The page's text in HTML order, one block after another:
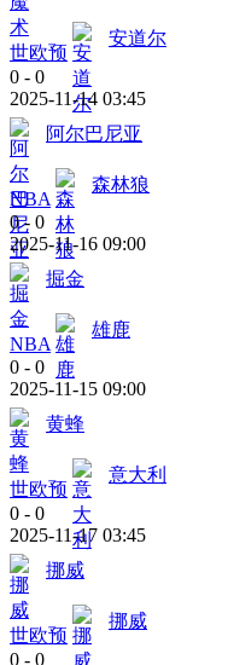
世欧预
安道尔
0 - 0
2025-11-14 03:45
阿尔巴尼亚
NBA
森林狼
0 - 0
2025-11-16 09:00
掘金
NBA
雄鹿
0 - 0
2025-11-15 09:00
黄蜂
世欧预
意大利
0 - 0
2025-11-17 03:45
挪威
世欧预
挪威
0 - 0